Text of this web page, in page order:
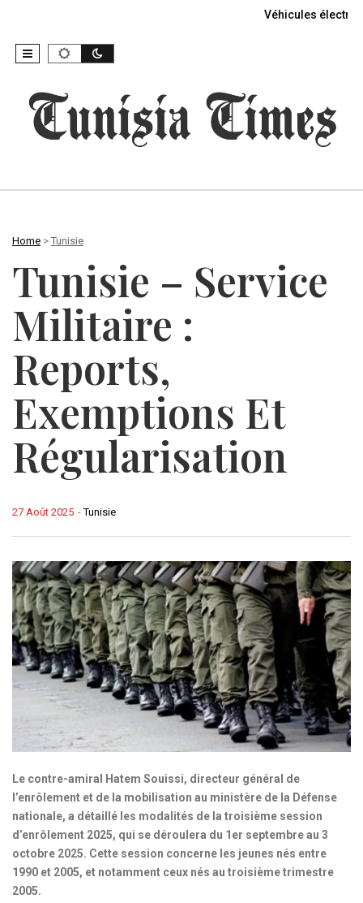
Véhicules
Home > Tunisie
Tunisie – Service
Militaire :
Reports,
Exemptions Et
Régularisation
-Tunisie
27 Août 2025
Le contre-amiral Hatem Souissi, directeur général de
l’enrôlement et de la mobilisation au ministère de la Défense
nationale, a détaillé les modalités de la troisième session
d’enrôlement 2025, qui se déroulera du 1er septembre au 3
octobre 2025. Cette session concerne les jeunes nés entre
1990 et 2005, et notamment ceux nés au troisième trimestre
2005.